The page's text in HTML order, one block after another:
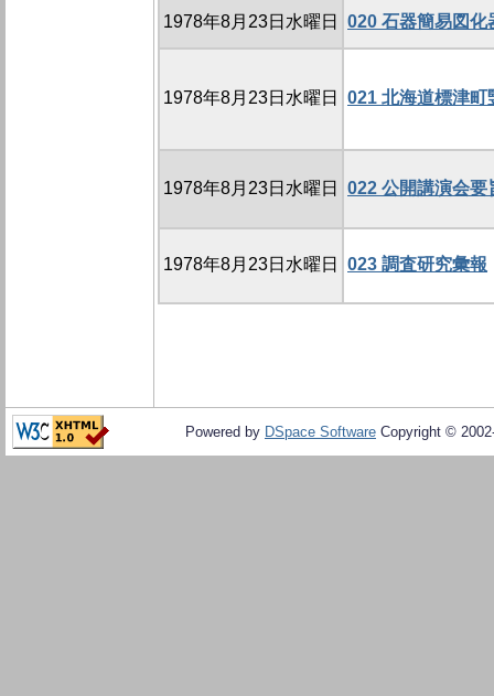
1978年8月23日水曜日 020 石器簡易図化
1978年8月23日水曜日 021 北海道標津町
1978年8月23日水曜日 022 公開講演会要
1978年8月23日水曜日 023 調査研究彙報
Powered by DSpace Software Copyright ©